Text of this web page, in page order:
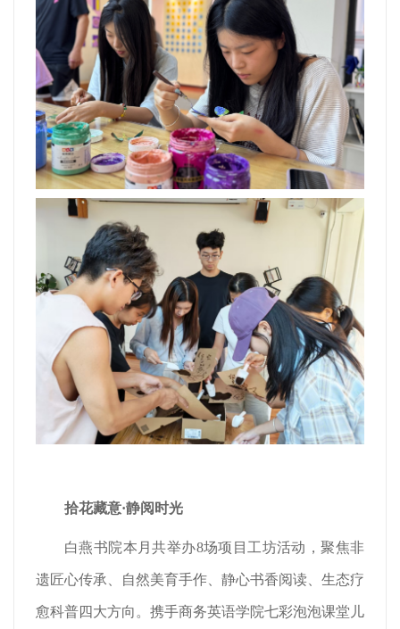
拾花藏意·静阅 时光
白燕书院本月共举办8场项目工坊活动，聚焦非
遗匠心传承、自然美育手作、静心书香阅读、生态疗
愈科普四大方向。携手商务英语学院七彩泡泡课堂儿